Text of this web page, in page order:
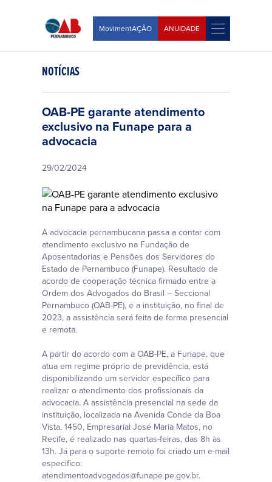
MovimentAÇÃO ANUIDADE
NOTÍCIAS
OAB-PE garante atendimento
exclusivo na Funape para a
advocacia
29/02/2024
A advocacia pernambucana passa a contar com
atendimento exclusivo na Fundação de
Aposentadorias e Pensões dos Servidores do
Estado de Pernambuco (Funape). Resultado de
acordo de cooperação técnica firmado entre a
Ordem dos Advogados do Brasil – Seccional
Pernambuco (OAB-PE), e a instituição, no final de
2023, a assistência será feita de forma presencial
e remota.
A partir do acordo com a OAB-PE, a Funape, que
atua em regime próprio de previdência, está
disponibilizando um servidor específico para
realizar o atendimento dos profissionais da
advocacia. A assistência presencial na sede da
instituição, localizada na Avenida Conde da Boa
Vista, 1450, Empresarial José Maria Matos, no
Recife, é realizado nas quartas-feiras, das 8h às
13h. Já para o suporte remoto foi criado um e-mail
especifico:
atendimentoadvogados@funape.pe.gov.br.